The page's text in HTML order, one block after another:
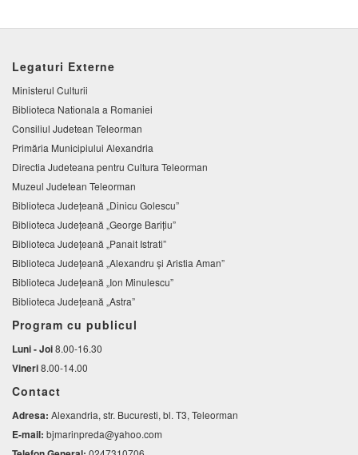
Legaturi Externe
Ministerul Culturii
Biblioteca Nationala a Romaniei
Consiliul Judetean Teleorman
Primăria Municipiului Alexandria
Directia Judeteana pentru Cultura Teleorman
Muzeul Judetean Teleorman
Biblioteca Judeţeană „Dinicu Golescu”
Biblioteca Județeană „George Barițiu”
Biblioteca Judeţeană „Panait Istrati”
Biblioteca Judeţeană „Alexandru şi Aristia Aman”
Biblioteca Judeţeană „Ion Minulescu”
Biblioteca Județeană „Astra”
Program cu publicul
Luni - Joi8.00-16.30
Vineri8.00-14.00
Contact
Adresa: Alexandria, str. Bucuresti, bl. T3, Teleorman
E-mail: bjmarinpreda@yahoo.com